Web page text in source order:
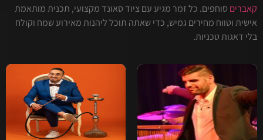
קאברים סוחפים. כל זמר מגיע עם ציוד סאונד מקצועי, תכנית מותאמת
אישית וטווח מחירים גמיש, כדי שאתה תוכל ליהנות מאירוע שמח וקולח
בלי דאגות טכניות.